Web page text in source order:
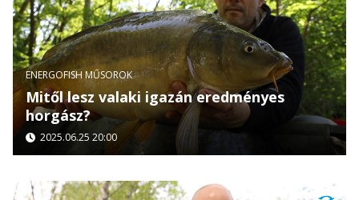
ENERGOFISH MŰSOROK
Mitől lesz valaki igazán eredményes
horgász?
2025.06.25 20:00